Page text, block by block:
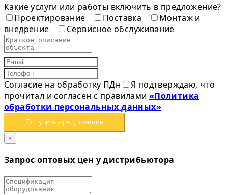
Какие услуги или работы включить в предложение?
Проектирование
Поставка
Монтаж и
внедрение
Сервисное обслуживание
Согласие на обработку ПДн
Я подтверждаю, что
прочитал и согласен с правилами «Политика
обработки персональных данных»
Получить предложение
×
Запрос оптовых цен у дистрибьютора